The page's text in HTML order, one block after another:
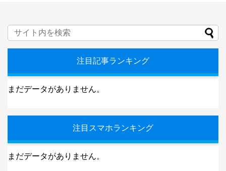
注目記事ランキング
まだデータがありません。
注目スマホランキング
まだデータがありません。